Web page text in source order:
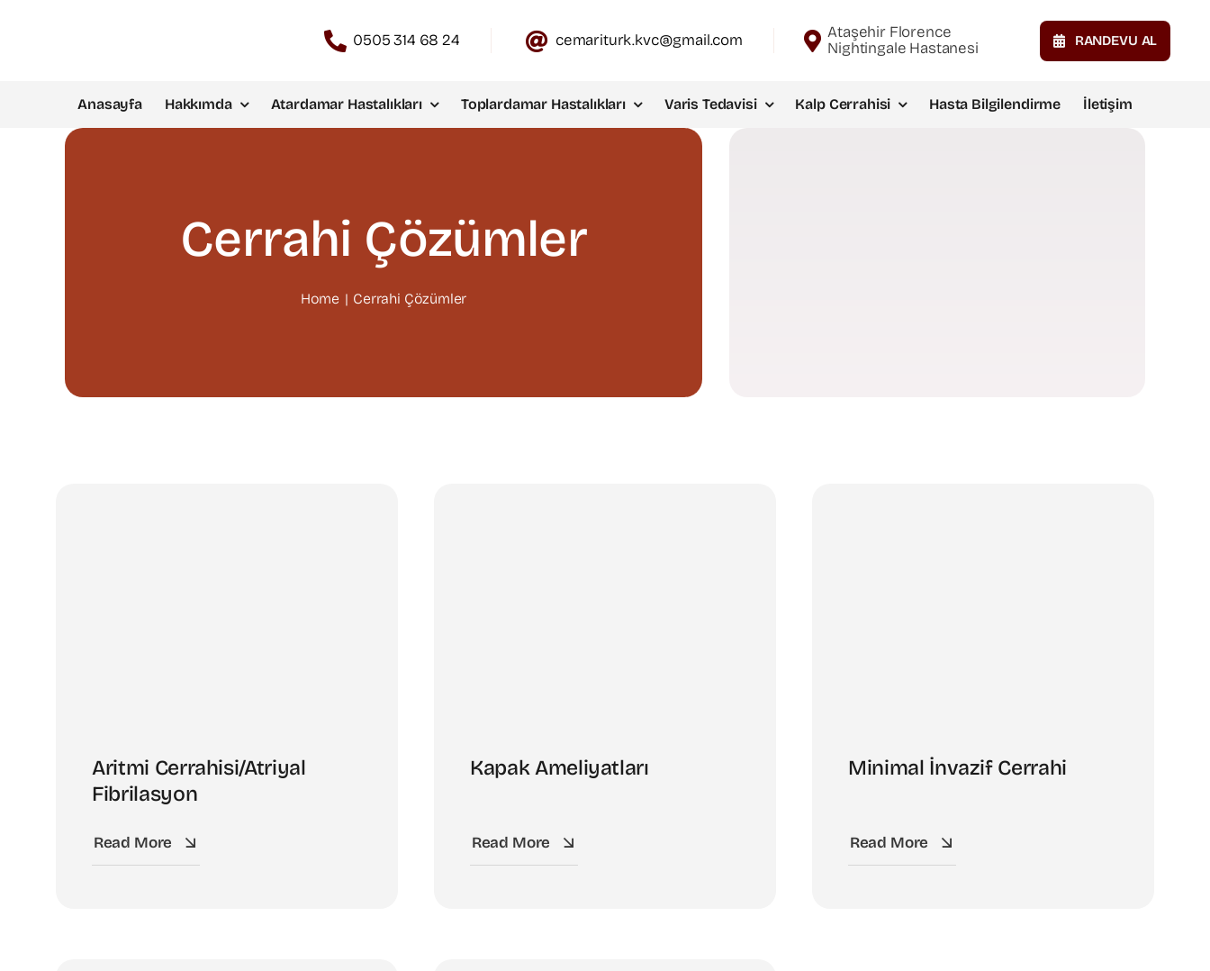
0505 314 68 24 cemariturk.kvc@gmail.com
Ataşehir Florence
Nightingale Hastanesi
RANDEVU AL
Anasayfa Hakkımda Atardamar Hastalıkları Toplardamar Hastalıkları Varis Tedavisi Kalp Cerrahisi Hasta Bilgilendirme İletişim
Cerrahi Çözümler
Home Cerrahi Çözümler
Aritmi Cerrahisi/Atriyal
Fibrilasyon
Read More
Kapak Ameliyatları
Read More
Minimal İnvazif Cerrahi
Read More